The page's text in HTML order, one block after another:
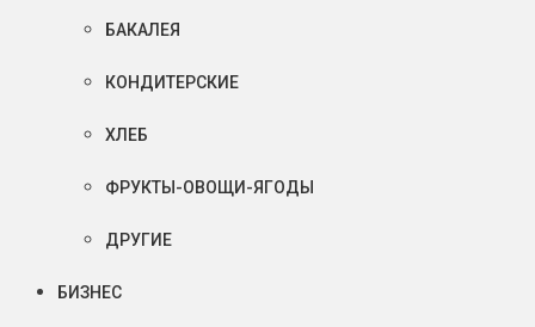
БАКАЛЕЯ
КОНДИТЕРСКИЕ
ХЛЕБ
ФРУКТЫ-ОВОЩИ-ЯГОДЫ
ДРУГИЕ
БИЗНЕС